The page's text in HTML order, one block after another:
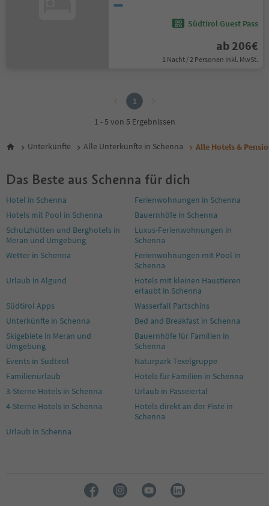
Südtirol Guest Pass
ab 206€
1 Nacht / 2 Personen Inkl. MwSt.
1
1 - 5 von 5 Ergebnissen
Unterkünfte Alle Unterkünfte in Schenna Alle Hotels &
Das Beste aus Schenna für dich
Hotel in Schenna
Ferienwohnungen in Schenna
Hotels mit Pool in Schenna
Bauernhöfe in Schenna
Schutzhütten und Berghotels in
Meran und Umgebung
Luxus-Ferienwohnungen in
Schenna
Wetter in Schenna
Ferienwohnungen mit Pool in
Schenna
Urlaub in Algund
Hotels mit kleinen Haustieren
erlaubt in Schenna
Südtirol Apps
Wasserfall Partschins
Unterkünfte in Schenna
Bed and Breakfast in Schenna
Skigebiete in Meran und
Umgebung
Bauernhöfe für Familien in
Schenna
Events in Südtirol
Naturpark Texelgruppe
Familienurlaub
Hotels für Familien in Schenna
3-Sterne Hotels in Schenna
Urlaub in Passeiertal
4-Sterne Hotels in Schenna
Hotels direkt an der Piste in
Schenna
Urlaub in Schenna